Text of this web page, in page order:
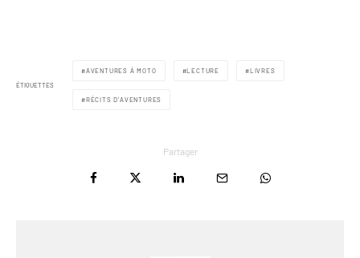
ÉTIQUETTES
AVENTURES À MOTO LECTURE LIVRES
RÉCITS D'AVENTURES
Partager